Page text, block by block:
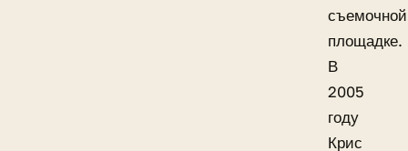
съемочной
площадке.
В
2005
году
Крис